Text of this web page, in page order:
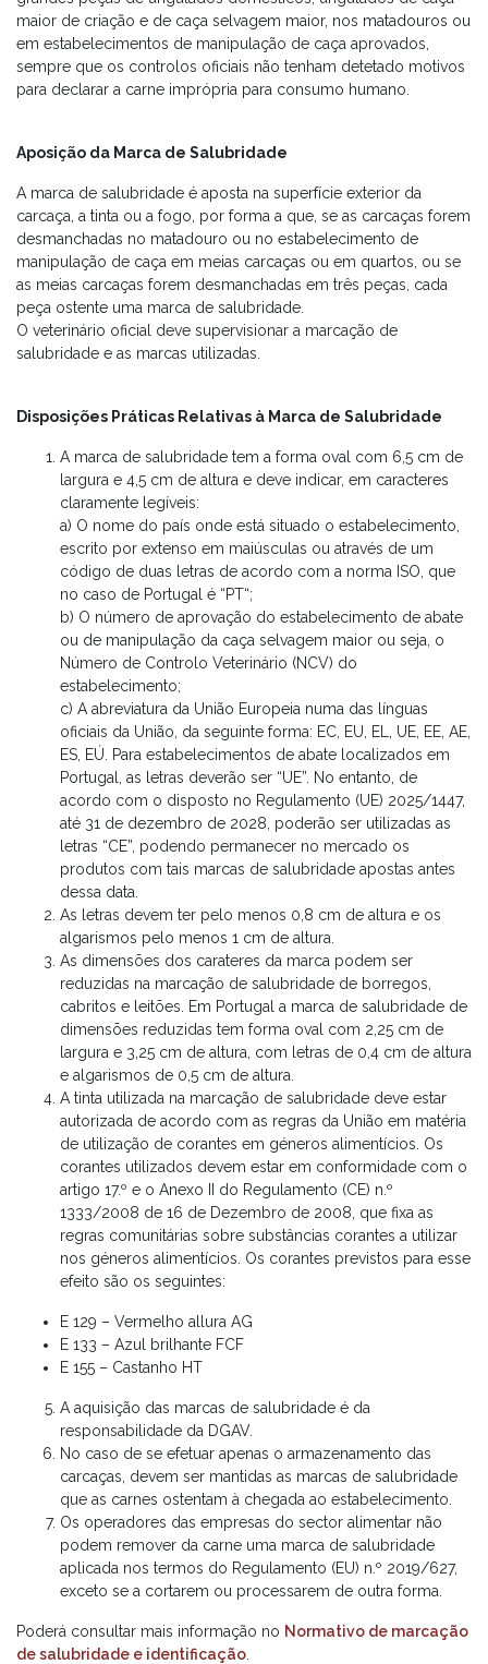
maior de criação e de caça selvagem maior, nos matadouros ou
em estabelecimentos de manipulação de caça aprovados,
sempre que os controlos oficiais não tenham detetado motivos
para declarar a carne imprópria para consumo humano.
Aposição da Marca de Salubridade
A marca de salubridade é aposta na superfície exterior da
carcaça, a tinta ou a fogo, por forma a que, se as carcaças forem
desmanchadas no matadouro ou no estabelecimento de
manipulação de caça em meias carcaças ou em quartos, ou se
as meias carcaças forem desmanchadas em três peças, cada
peça ostente uma marca de salubridade.
O veterinário oficial deve supervisionar a marcação de
salubridade e as marcas utilizadas.
Disposições Práticas Relativas à Marca de Salubridade
A marca de salubridade tem a forma oval com 6,5 cm de
largura e 4,5 cm de altura e deve indicar, em caracteres
claramente legíveis:
a) O nome do país onde está situado o estabelecimento,
escrito por extenso em maiúsculas ou através de um
código de duas letras de acordo com a norma ISO, que
no caso de Portugal é “PT“;
b) O número de aprovação do estabelecimento de abate
ou de manipulação da caça selvagem maior ou seja, o
Número de Controlo Veterinário (NCV) do
estabelecimento;
c) A abreviatura da União Europeia numa das línguas
oficiais da União, da seguinte forma: EC, EU, EL, UE, EE, AE,
ES, EÚ. Para estabelecimentos de abate localizados em
Portugal, as letras deverão ser “UE”. No entanto, de
acordo com o disposto no Regulamento (UE) 2025/1447,
até 31 de dezembro de 2028, poderão ser utilizadas as
letras “CE”, podendo permanecer no mercado os
produtos com tais marcas de salubridade apostas antes
dessa data.
As letras devem ter pelo menos 0,8 cm de altura e os
algarismos pelo menos 1 cm de altura.
As dimensões dos carateres da marca podem ser
reduzidas na marcação de salubridade de borregos,
cabritos e leitões. Em Portugal a marca de salubridade de
dimensões reduzidas tem forma oval com 2,25 cm de
largura e 3,25 cm de altura, com letras de 0,4 cm de altura
e algarismos de 0,5 cm de altura.
A tinta utilizada na marcação de salubridade deve estar
autorizada de acordo com as regras da União em matéria
de utilização de corantes em géneros alimentícios. Os
corantes utilizados devem estar em conformidade com o
artigo 17.º e o Anexo II do Regulamento (CE) n.º
1333/2008 de 16 de Dezembro de 2008, que fixa as
regras comunitárias sobre substâncias corantes a utilizar
nos géneros alimentícios. Os corantes previstos para esse
efeito são os seguintes:
E 129 – Vermelho allura AG
E 133 – Azul brilhante FCF
E 155 – Castanho HT
A aquisição das marcas de salubridade é da
responsabilidade da DGAV.
No caso de se efetuar apenas o armazenamento das
carcaças, devem ser mantidas as marcas de salubridade
que as carnes ostentam à chegada ao estabelecimento.
Os operadores das empresas do sector alimentar não
podem remover da carne uma marca de salubridade
aplicada nos termos do Regulamento (EU) n.º 2019/627,
exceto se a cortarem ou processarem de outra forma.
Poderá consultar mais informação no Normativo de marcação
de salubridade e identificação